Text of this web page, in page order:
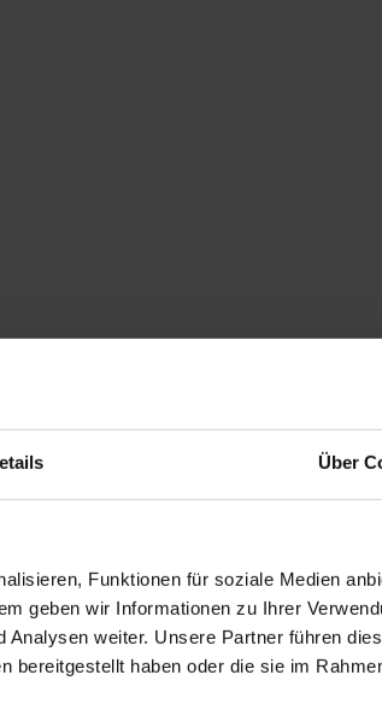
Über
Funktionen für soziale Medien
geben wir Informationen zu Ihrer
weiter. Unsere Partner führen
bereitgestellt haben oder die sie im